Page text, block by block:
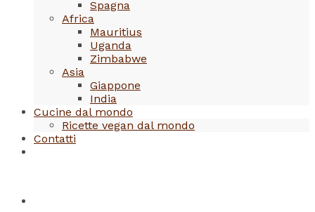
Spagna
Africa
Mauritius
Uganda
Zimbabwe
Asia
Giappone
India
Cucine dal mondo
Ricette vegan dal mondo
Contatti